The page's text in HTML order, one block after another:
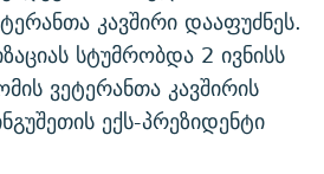
კავშირი დააფუძნეს.
სტუმრობდა 2 ივნისს
ვეტერანთა კავშირის
ექს-პრეზიდენტი